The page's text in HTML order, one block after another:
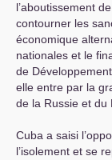
l’aboutissement
contourner les
économique
nationales et le
de
elle entre par la
de la Russie et du
Cuba a saisi
l’isolement et se